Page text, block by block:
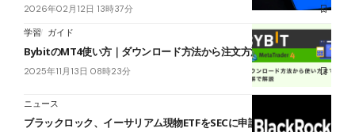
2026年02月12日 13時37分
学習 ガイド
BybitのMT4使い方｜ダウンロード方法から注文方法まで解説！
2025年11月13日 08時23分
ニュース
ブラックロック、イーサリアム現物ETFをSECに申請